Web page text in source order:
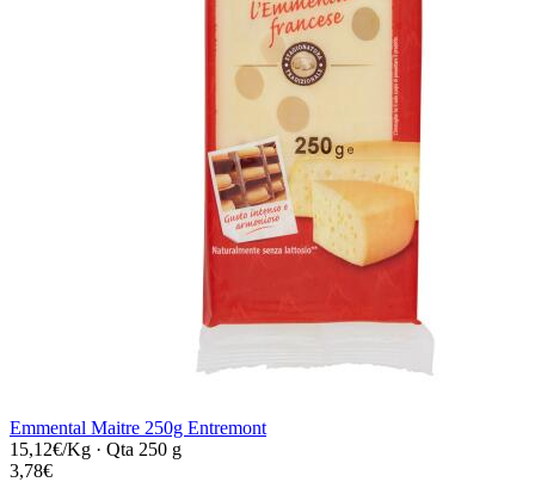
Emmental Maitre 250g Entremont
15,12€/Kg · Qta 250 g
3,78€